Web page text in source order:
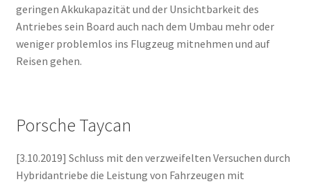
geringen Akkukapazität und der Unsichtbarkeit des
Antriebes sein Board auch nach dem Umbau mehr oder
weniger problemlos ins Flugzeug mitnehmen und auf
Reisen gehen.
Porsche Taycan
[3.10.2019] Schluss mit den verzweifelten Versuchen durch
Hybridantriebe die Leistung von Fahrzeugen mit